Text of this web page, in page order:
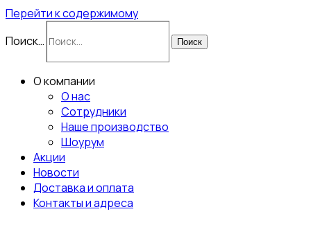
Перейти к содержимому
Поиск…
Поиск
О компании
О нас
Сотрудники
Наше производство
Шоурум
Акции
Новости
Доставка и оплата
Контакты и адреса